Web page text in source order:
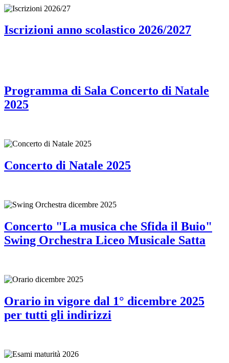
Iscrizioni anno scolastico 2026/2027
Programma di Sala Concerto di Natale
2025
Concerto di Natale 2025
Concerto "La musica che Sfida il Buio"
Swing Orchestra Liceo Musicale Satta
Orario in vigore dal 1° dicembre 2025
per tutti gli indirizzi